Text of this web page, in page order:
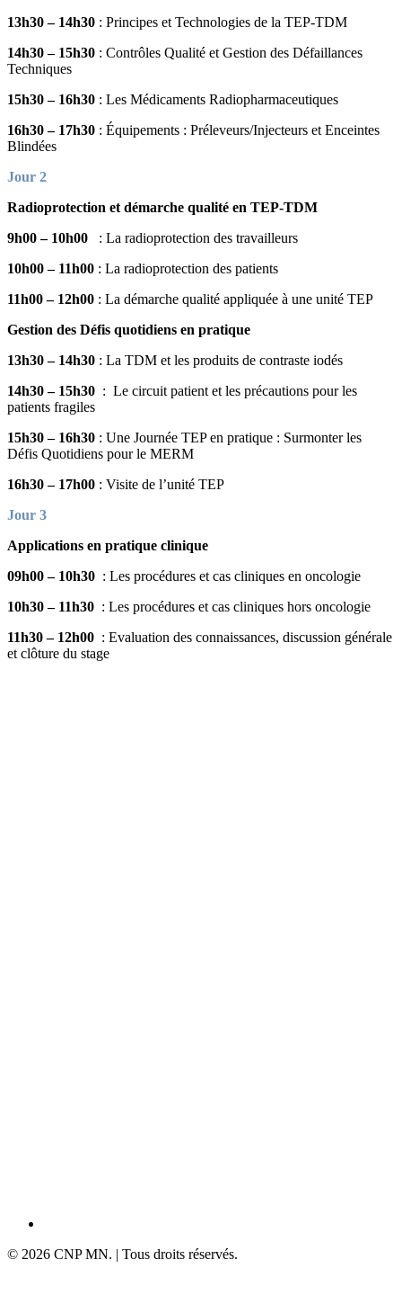
13h30 – 14h30 : Principes et Technologies de la TEP-TDM
14h30 – 15h30 : Contrôles Qualité et Gestion des Défaillances
Techniques
15h30 – 16h30 : Les Médicaments Radiopharmaceutiques
16h30 – 17h30 : Équipements : Préleveurs/Injecteurs et Enceintes
Blindées
Jour 2
Radioprotection et démarche qualité en TEP-TDM
9h00 – 10h00 : La radioprotection des travailleurs
10h00 – 11h00 : La radioprotection des patients
11h00 – 12h00 : La démarche qualité appliquée à une unité TEP
Gestion des Défis quotidiens en pratique
13h30 – 14h30 : La TDM et les produits de contraste iodés
14h30 – 15h30 : Le circuit patient et les précautions pour les
patients fragiles
15h30 – 16h30 : Une Journée TEP en pratique : Surmonter les
Défis Quotidiens pour le MERM
16h30 – 17h00 : Visite de l’unité TEP
Jour 3
Applications en pratique clinique
09h00 – 10h30 : Les procédures et cas cliniques en oncologie
10h30 – 11h30 : Les procédures et cas cliniques hors oncologie
11h30 – 12h00 : Evaluation des connaissances, discussion générale
et clôture du stage
© 2026 CNP MN. | Tous droits réservés.